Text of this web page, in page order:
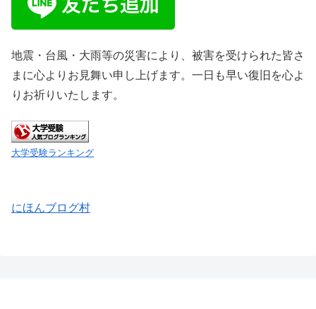
地震・台風・大雨等の災害により、被害を受けられた皆さ
まに心よりお見舞い申し上げます。一日も早い復旧を心よ
りお祈りいたします。
大学受験ランキング
にほんブログ村